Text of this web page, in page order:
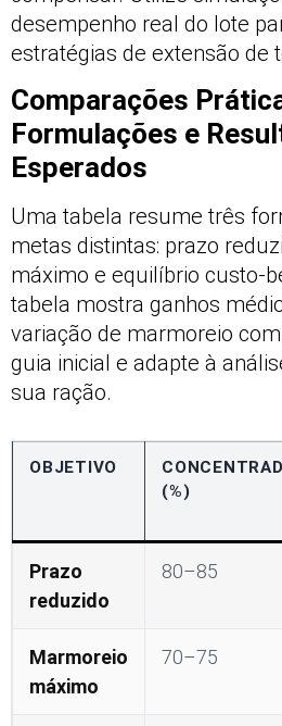
desempenho real do lote
estratégias de extensão de
Comparações
Formulações e
Esperados
Uma tabela resume três
metas distintas: prazo
máximo e equilíbrio custo-
tabela mostra ganhos
variação de marmoreio
guia inicial e adapte à
sua ração.
OBJETIVO
(%)
Prazo
reduzido
80–85
Marmoreio
máximo
70–75